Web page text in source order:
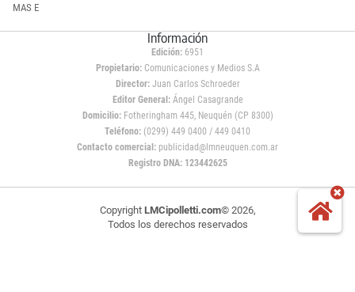
MAS E
Información
Edición: 6951
Propietario:Comunicaciones y Medios S.A
Director: Juan Carlos Schroeder
Editor General:Ángel Casagrande
Domicilio:Fotheringham 445, Neuquén (CP 8300)
Teléfono: (0299) 449 0400 / 449 0410
Contacto comercial: publicidad@lmneuquen.com.ar
Registro DNA: 123442625
Copyright LMCipolletti.com© 2026,
Todos los derechos reservados